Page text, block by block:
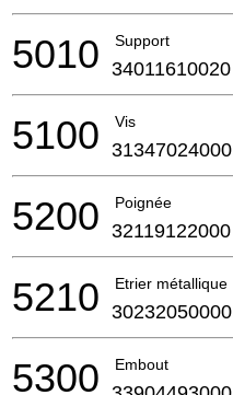
Support
5010 34011610020
Vis
5100 31347024000
Poignée
5200 32119122000
Etrier métallique
5210 30232050000
Embout
5300